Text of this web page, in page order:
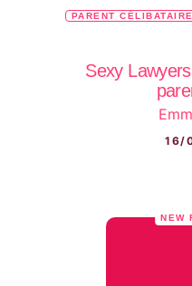
PARENT CÉLIBATAIRE
Sexy
16/
NEW